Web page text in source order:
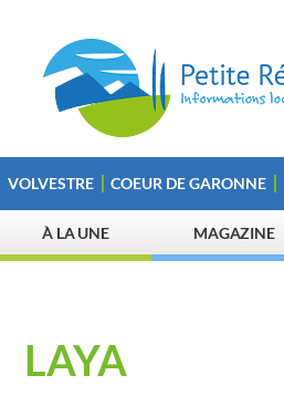
VOLVESTRE COEUR DE GARONNE
À LA UNE MAGAZINE
LAYA